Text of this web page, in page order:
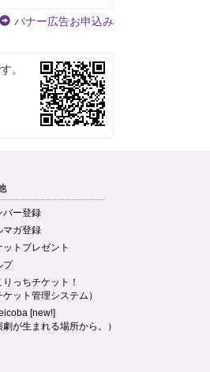
バナー広告お申込み
。
バー登録
マガ登録
ットプレゼント
プ
っちチケット！
ケット管理システム）
[new!]
劇が生まれる場所から。）